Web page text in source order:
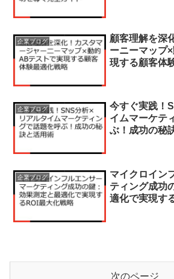
企業ブログ
顧客理解を深
ーニーマップ
現する顧客体
企業ブログ
今すぐ実践！
イムマーケテ
ぶ！成功の秘
企業ブログ
マイクロイン
ティング成功
適化で実現す
次のページ